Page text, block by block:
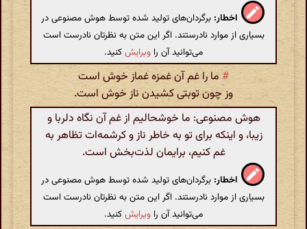
اخطار: برگردان‌های تولید شده توسط هوش مصنوعی در
بسیاری از موارد نادرستند. اگر این متن به نظرتان نادرست است
می‌توانید آن را ویرایشکنید.
# ما را غم آن غمزه غماز خوش است
وز چون توبتی کشیدن ناز خوش است.
هوش مصنوعی: ما خوشحالیم از غم آن نگاه دلربا و
زیبا، و اینکه برای تو به خاطر ناز و کرشمه‌ات تظاهر به
غم کنیم، برایمان لذت‌بخش است.
اخطار: برگردان‌های تولید شده توسط هوش مصنوعی در
بسیاری از موارد نادرستند. اگر این متن به نظرتان نادرست است
می‌توانید آن را ویرایشکنید.